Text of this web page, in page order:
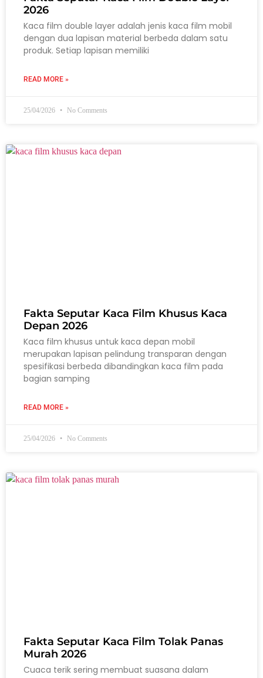
2026
Kaca film double layer adalah jenis kaca film mobil
dengan dua lapisan material berbeda dalam satu
produk. Setiap lapisan memiliki
READ MORE »
25/04/2026 No Comments
Fakta Seputar Kaca Film Khusus Kaca
Depan 2026
Kaca film khusus untuk kaca depan mobil
merupakan lapisan pelindung transparan dengan
spesifikasi berbeda dibandingkan kaca film pada
bagian samping
READ MORE »
25/04/2026 No Comments
Fakta Seputar Kaca Film Tolak Panas
Murah 2026
Cuaca terik sering membuat suasana dalam